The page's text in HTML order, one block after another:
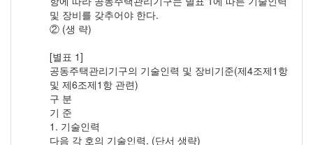
및 장비를 갖추어야 한다.
② (생 략)
[별표 1]
공동주택관리기구의 기술인력 및 장비기준(제4조제1항
및 제6조제1항 관련)
구 분
기 준
1. 기술인력
다음 각 호의 기술인력. (단서 생략)